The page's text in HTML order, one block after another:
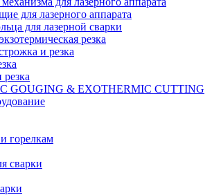
для лазерного аппарата
для лазерной сварки
резка
и резка
GOUGING & EXOTHERMIC CUTTING
горелкам
сварки